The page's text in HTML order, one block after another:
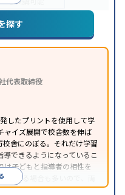
探す
代表取締役
したプリントを使用して学
ャイズ展開で校舎数を伸ば
舎にのぼる。それだけ学習
できるようになっているこ
は子どもと指導者の相性を
舎ある場合も多いので、両